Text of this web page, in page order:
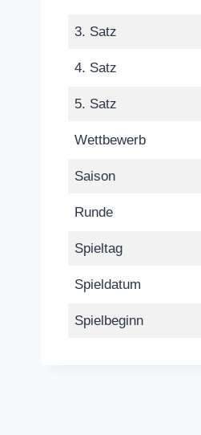
3. Satz
4. Satz
5. Satz
Wettbewerb
Saison
Runde
Spieltag
Spieldatum
Spielbeginn